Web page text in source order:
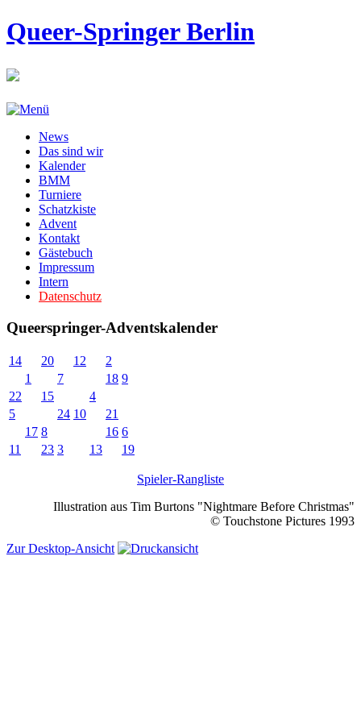
Queer-Springer Berlin
News
Das sind wir
Kalender
BMM
Turniere
Schatzkiste
Advent
Kontakt
Gästebuch
Impressum
Intern
Datenschutz
Queerspringer-Adventskalender
14 20 12
2
1
7 18 9
22
15
4
5
24 10
21
17 8 16 6
11
23 3 13 19
Spieler-Rangliste
Illustration aus Tim Burtons "Nightmare Before Christmas"
© Touchstone Pictures 1993
Zur Desktop-Ansicht